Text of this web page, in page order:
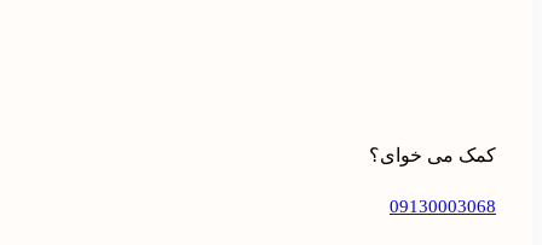
کمک می خوای؟
09130003068